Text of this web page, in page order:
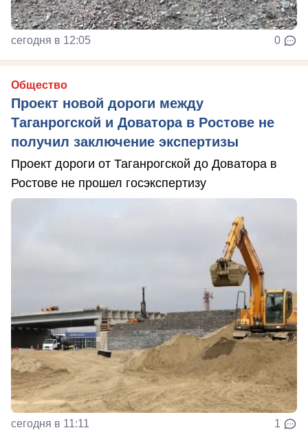
сегодня в 12:05 0
Общество
Проект новой дороги между
Таганрогской и Доватора в Ростове не
получил заключение экспертизы
Проект дороги от Таганрогской до Доватора в
Ростове не прошел госэкспертизу
сегодня в 11:11 1